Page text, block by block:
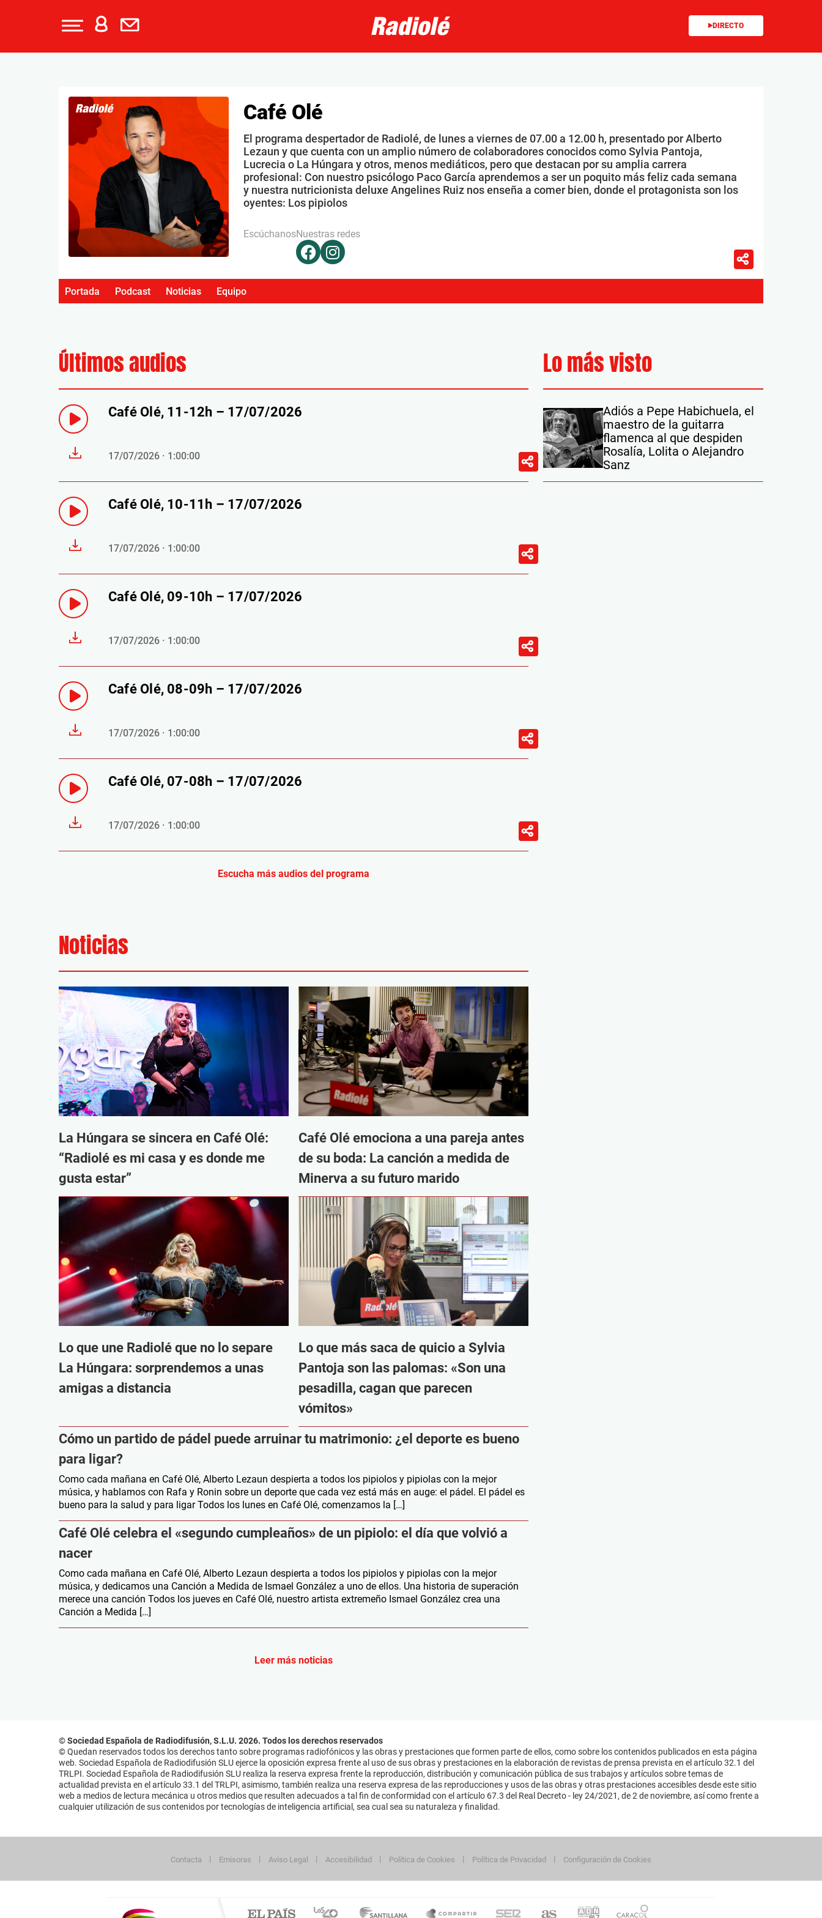
DIRECTO
Café Olé
El programa despertador de Radiolé, de lunes a viernes de 07.00 a 12.00 h, presentado por Alberto
Lezaun y que cuenta con un amplio número de colaboradores conocidos como Sylvia Pantoja,
Lucrecia o La Húngara y otros, menos mediáticos, pero que destacan por su amplia carrera
profesional: Con nuestro psicólogo Paco García aprendemos a ser un poquito más feliz cada semana
y nuestra nutricionista deluxe Angelines Ruiz nos enseña a comer bien, donde el protagonista son los
oyentes: Los pipiolos
EscúchanosNuestras redes
Portada Podcast Noticias Equipo
Últimos audios
Café Olé, 11-12h – 17/07/2026
17/07/2026 · 1:00:00
Café Olé, 10-11h – 17/07/2026
17/07/2026 · 1:00:00
Café Olé, 09-10h – 17/07/2026
17/07/2026 · 1:00:00
Café Olé, 08-09h – 17/07/2026
17/07/2026 · 1:00:00
Café Olé, 07-08h – 17/07/2026
17/07/2026 · 1:00:00
Escucha más audios del programa
Noticias
La Húngara se sincera en Café Olé:
“Radiolé es mi casa y es donde me
gusta estar”
Café Olé emociona a una pareja antes
de su boda: La canción a medida de
Minerva a su futuro marido
Lo que une Radiolé que no lo separe
La Húngara: sorprendemos a unas
amigas a distancia
Lo que más saca de quicio a Sylvia
Pantoja son las palomas: «Son una
pesadilla, cagan que parecen
vómitos»
Cómo un partido de pádel puede arruinar tu matrimonio: ¿el deporte es bueno
para ligar?
Como cada mañana en Café Olé, Alberto Lezaun despierta a todos los pipiolos y pipiolas con la mejor
música, y hablamos con Rafa y Ronin sobre un deporte que cada vez está más en auge: el pádel. El pádel es
bueno para la salud y para ligar Todos los lunes en Café Olé, comenzamos la […]
Café Olé celebra el «segundo cumpleaños» de un pipiolo: el día que volvió a
nacer
Como cada mañana en Café Olé, Alberto Lezaun despierta a todos los pipiolos y pipiolas con la mejor
música, y dedicamos una Canción a Medida de Ismael González a uno de ellos. Una historia de superación
merece una canción Todos los jueves en Café Olé, nuestro artista extremeño Ismael González crea una
Canción a Medida […]
Leer más noticias
Lo más visto
Adiós a Pepe Habichuela, el
maestro de la guitarra
flamenca al que despiden
Rosalía, Lolita o Alejandro
Sanz
© Sociedad Española de Radiodifusión, S.L.U. 2026. Todos los derechos reservados
© Quedan reservados todos los derechos tanto sobre programas radiofónicos y las obras y prestaciones que formen parte de ellos, como sobre los contenidos publicados en esta página
web. Sociedad Española de Radiodifusión SLU ejerce la oposición expresa frente al uso de sus obras y prestaciones en la elaboración de revistas de prensa prevista en el artículo 32.1 del
TRLPI. Sociedad Española de Radiodifusión SLU realiza la reserva expresa frente la reproducción, distribución y comunicación pública de sus trabajos y artículos sobre temas de
actualidad prevista en el artículo 33.1 del TRLPI, asimismo, también realiza una reserva expresa de las reproducciones y usos de las obras y otras prestaciones accesibles desde este sitio
web a medios de lectura mecánica u otros medios que resulten adecuados a tal fin de conformidad con el artículo 67.3 del Real Decreto - ley 24/2021, de 2 de noviembre, así como frente a
cualquier utilización de sus contenidos por tecnologías de inteligencia artificial, sea cual sea su naturaleza y finalidad.
Contacta Emisoras Aviso Legal Accesibilidad Política de Cookies Política de Privacidad Configuración de Cookies